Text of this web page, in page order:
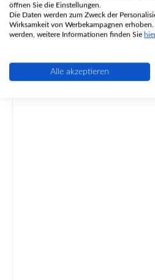
öffnen Sie die Einstellungen.
Die Daten werden zum Zweck der
Wirksamkeit von Werbekampagnen
werden, weitere Informationen finden Sie
Alle akzeptieren